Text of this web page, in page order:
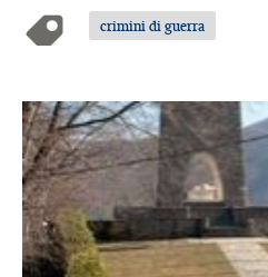
crimini di guerra